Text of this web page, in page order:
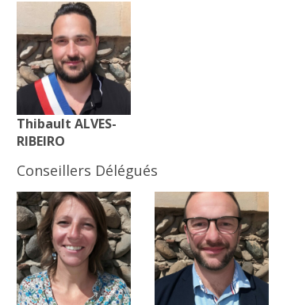
Thibault ALVES-
RIBEIRO
Conseillers Délégués